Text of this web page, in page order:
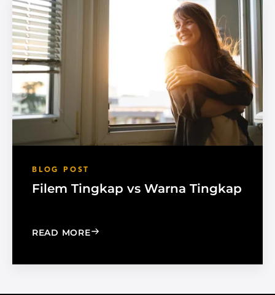
BLOG POST
Filem Tingkap vs Warna Tingkap
READ MORE: WINDOW FILM VS. WINDOW